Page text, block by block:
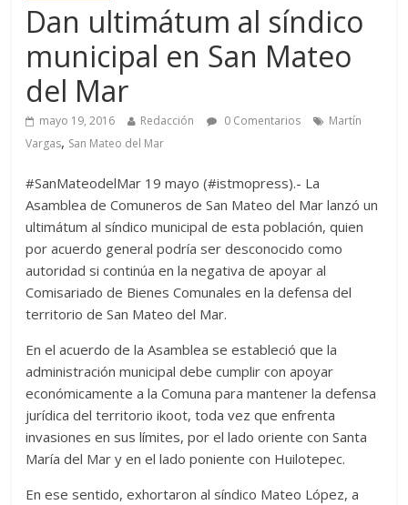
Dan ultimátum al síndico
municipal en San Mateo
del Mar
mayo 19, 2016 Redacción 0 Comentarios
Martín
Vargas, San Mateo del Mar
#SanMateodelMar 19 mayo (#istmopress).- La
Asamblea de Comuneros de San Mateo del Mar lanzó un
ultimátum al síndico municipal de esta población, quien
por acuerdo general podría ser desconocido como
autoridad si continúa en la negativa de apoyar al
Comisariado de Bienes Comunales en la defensa del
territorio de San Mateo del Mar.
En el acuerdo de la Asamblea se estableció que la
administración municipal debe cumplir con apoyar
económicamente a la Comuna para mantener la defensa
jurídica del territorio ikoot, toda vez que enfrenta
invasiones en sus límites, por el lado oriente con Santa
María del Mar y en el lado poniente con Huilotepec.
En ese sentido, exhortaron al síndico Mateo López, a